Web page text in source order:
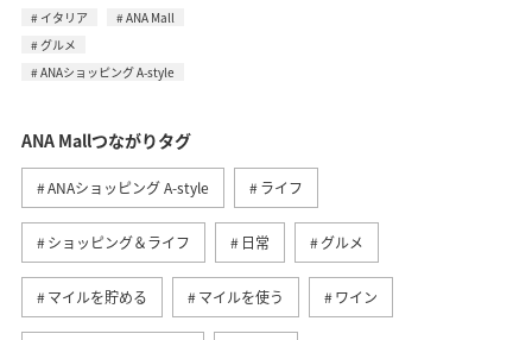
イタリア
ANA Mall
グルメ
ANAショッピング A-style
ANA Mallつながりタグ
ANAショッピング A-style ライフ
ショッピング＆ライフ 日常 グルメ
マイルを貯める マイルを使う ワイン